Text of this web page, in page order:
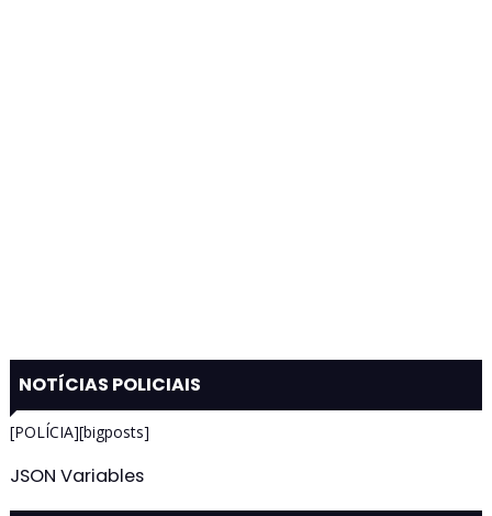
NOTÍCIAS POLICIAIS
[POLÍCIA][bigposts]
JSON Variables